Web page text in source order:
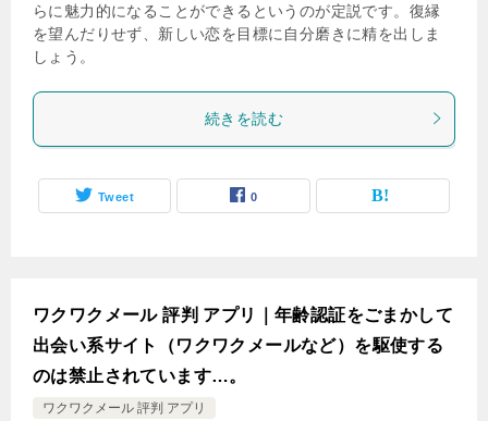
らに魅力的になることができるというのが定説です。復縁
を望んだりせず、新しい恋を目標に自分磨きに精を出しま
しょう。
続きを読む
Tweet 0
ワクワクメール 評判 アプリ｜年齢認証をごまかして
出会い系サイト（ワクワクメールなど）を駆使する
のは禁止されています…。
ワクワクメール 評判 アプリ